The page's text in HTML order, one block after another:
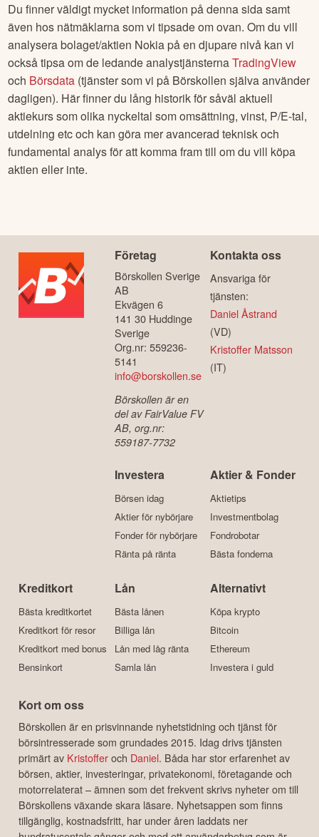
Du finner väldigt mycket information på denna sida samt
även hos nätmäklarna som vi tipsade om ovan. Om du vill
analysera bolaget/aktien Nokia på en djupare nivå kan vi
också tipsa om de ledande analystjänsternaTradingView
och Börsdata (tjänster som vi på Börskollen själva använder
dagligen). Här finner du lång historik för såväl aktuell
aktiekurs som olika nyckeltal som omsättning, vinst, P/E-tal,
utdelning etc och kan göra mer avancerad teknisk och
fundamental analys för att komma fram till om du vill köpa
aktien eller inte.
Företag
Börskollen Sverige
AB
Ekvägen 6
141 30 Huddinge
Sverige
Org.nr: 559236-
5141
info@borskollen.se
Börskollen är en
del av FairValue FV
AB, org.nr:
559187-7732
Kontakta oss
Ansvariga för
tjänsten:
Daniel Åstrand
(VD)
Kristoffer Matsson
(IT)
Investera
Börsen idag
Aktier för nybörjare
Fonder för nybörjare
Ränta på ränta
Aktier & Fonder
Aktietips
Investmentbolag
Fondrobotar
Bästa fonderna
Kreditkort
Bästa kreditkortet
Kreditkort för resor
Kreditkort med bonus
Bensinkort
Lån
Bästa lånen
Billiga lån
Lån med låg ränta
Samla lån
Alternativt
Köpa krypto
Bitcoin
Ethereum
Investera i guld
Kort om oss
Börskollen är en prisvinnande nyhetstidning och tjänst för
börsintresserade som grundades 2015. Idag drivs tjänsten
primärt av Kristofferoch Daniel. Båda har stor erfarenhet av
börsen, aktier, investeringar, privatekonomi, företagande och
motorrelaterat – ämnen som det frekvent skrivs nyheter om till
Börskollens växande skara läsare. Nyhetsappen som finns
tillgänglig, kostnadsfritt, har under åren laddats ner